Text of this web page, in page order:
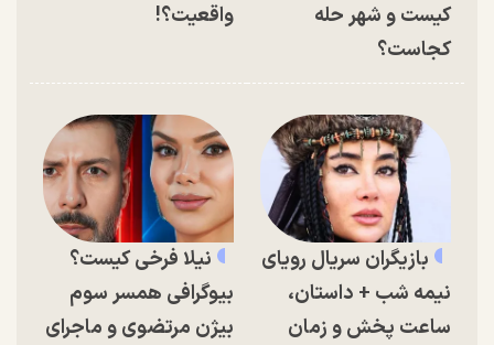
کیست و شهر حله
کجاست؟
واقعیت؟!
بازیگران سریال رویای
نیمه شب + داستان،
ساعت پخش و زمان
نیلا فرخی کیست؟
بیوگرافی همسر سوم
بیژن مرتضوی و ماجرای